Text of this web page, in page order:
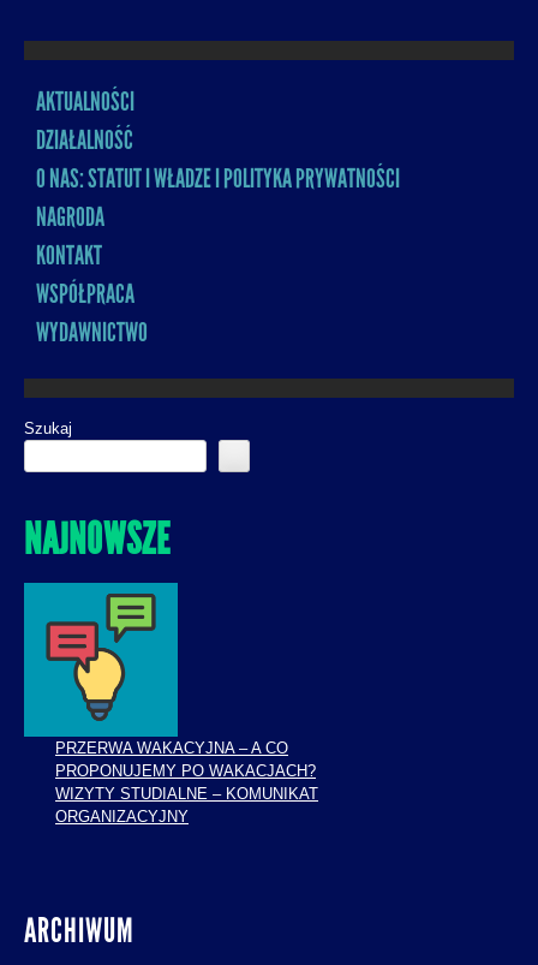
MENU
AKTUALNOŚCI
DZIAŁALNOŚĆ
O NAS: STATUT I WŁADZE I POLITYKA PRYWATNOŚCI
NAGRODA
KONTAKT
WSPÓŁPRACA
WYDAWNICTWO
Szukaj
NAJNOWSZE
PRZERWA WAKACYJNA – A CO
PROPONUJEMY PO WAKACJACH?
WIZYTY STUDIALNE – KOMUNIKAT
ORGANIZACYJNY
ARCHIWUM